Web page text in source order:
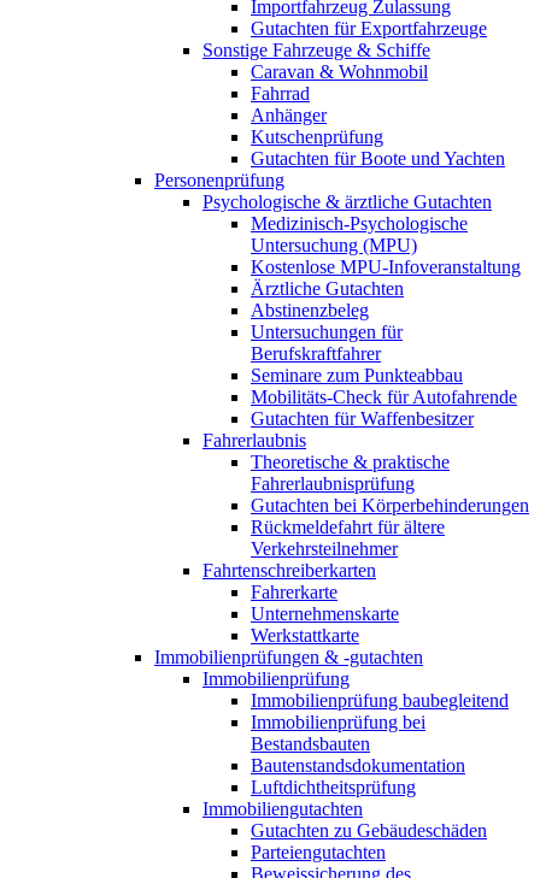
Importfahrzeug Zulassung
Gutachten für Exportfahrzeuge
Sonstige Fahrzeuge & Schiffe
Caravan & Wohnmobil
Fahrrad
Anhänger
Kutschenprüfung
Gutachten für Boote und Yachten
Personenprüfung
Psychologische & ärztliche Gutachten
Medizinisch-Psychologische
Untersuchung (MPU)
Kostenlose MPU-Infoveranstaltung
Ärztliche Gutachten
Abstinenzbeleg
Untersuchungen für
Berufskraftfahrer
Seminare zum Punkteabbau
Mobilitäts-Check für Autofahrende
Gutachten für Waffenbesitzer
Fahrerlaubnis
Theoretische & praktische
Fahrerlaubnisprüfung
Gutachten bei Körperbehinderungen
Rückmeldefahrt für ältere
Verkehrsteilnehmer
Fahrtenschreiberkarten
Fahrerkarte
Unternehmenskarte
Werkstattkarte
Immobilienprüfungen & -gutachten
Immobilienprüfung
Immobilienprüfung baubegleitend
Immobilienprüfung bei
Bestandsbauten
Bautenstandsdokumentation
Luftdichtheitsprüfung
Immobiliengutachten
Gutachten zu Gebäudeschäden
Parteiengutachten
Beweissicherung des